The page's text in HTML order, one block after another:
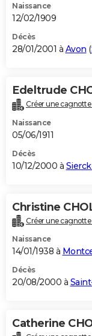
Naissance
12/02/1909
Décès
28/01/2001 à Avon (
Edeltrude
Créer une cagnotte
Naissance
05/06/1911
Décès
10/12/2000 à
Christine
Créer une cagnotte
Naissance
14/01/1938 à
Décès
20/08/2000 à
Catherine